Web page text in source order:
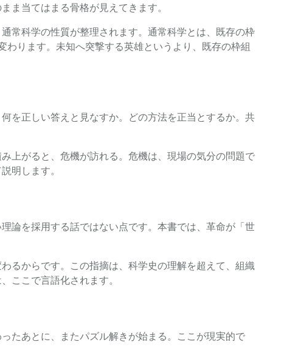
ま当てはまる骨格が見えてきます。
常科学の性質が整理されます。通常科学とは、既存の枠
ります。未知へ突撃する英雄というより、既存の枠組
を正しい答えと見なすか。どの方法を正当とするか。共
上がると、危機が訪れる。危機は、現場の気分の問題で
明します。
論を採用する話ではない点です。本書では、革命が「世
るからです。この指摘は、科学史の理解を超えて、組織
ここで言語化されます。
たあとに、またパズル解きが始まる。ここが現実的で